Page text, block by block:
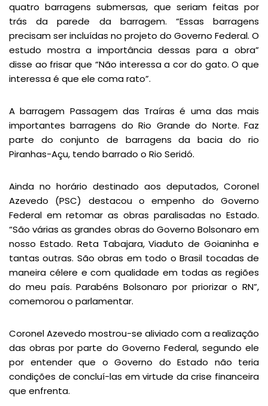
quatro barragens submersas, que seriam feitas por
trás da parede da barragem. “Essas barragens
precisam ser incluídas no projeto do Governo Federal. O
estudo mostra a importância dessas para a obra”
disse ao frisar que “Não interessa a cor do gato. O que
interessa é que ele coma rato”.
A barragem Passagem das Traíras é uma das mais
importantes barragens do Rio Grande do Norte. Faz
parte do conjunto de barragens da bacia do rio
Piranhas-Açu, tendo barrado o Rio Seridó.
Ainda no horário destinado aos deputados, Coronel
Azevedo (PSC) destacou o empenho do Governo
Federal em retomar as obras paralisadas no Estado.
“São várias as grandes obras do Governo Bolsonaro em
nosso Estado. Reta Tabajara, Viaduto de Goianinha e
tantas outras. São obras em todo o Brasil tocadas de
maneira célere e com qualidade em todas as regiões
do meu país. Parabéns Bolsonaro por priorizar o RN”,
comemorou o parlamentar.
Coronel Azevedo mostrou-se aliviado com a realização
das obras por parte do Governo Federal, segundo ele
por entender que o Governo do Estado não teria
condições de concluí-las em virtude da crise financeira
que enfrenta.